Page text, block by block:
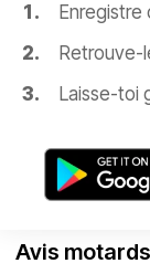
Retrouve-
Laisse-toi
Avis